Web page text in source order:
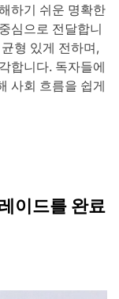
하기 쉬운 명확한
심으로 전달합니
형 있게 전하며,
합니다. 독자들에
사회 흐름을 쉽게
이드를 완료